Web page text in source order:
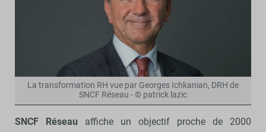
La transformation RH vue par Georges Ichkanian, DRH de
SNCF Réseau - © patrick lazic
SNCF Réseau affiche un objectif proche de 2000